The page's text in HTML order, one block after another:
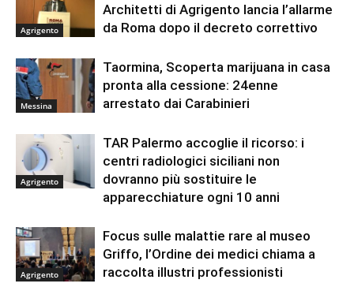
Agrigento
Architetti di Agrigento lancia l’allarme
da Roma dopo il decreto correttivo
Messina
Taormina, Scoperta marijuana in casa
pronta alla cessione: 24enne
arrestato dai Carabinieri
Agrigento
TAR Palermo accoglie il ricorso: i
centri radiologici siciliani non
dovranno più sostituire le
apparecchiature ogni 10 anni
Agrigento
Focus sulle malattie rare al museo
Griffo, l’Ordine dei medici chiama a
raccolta illustri professionisti